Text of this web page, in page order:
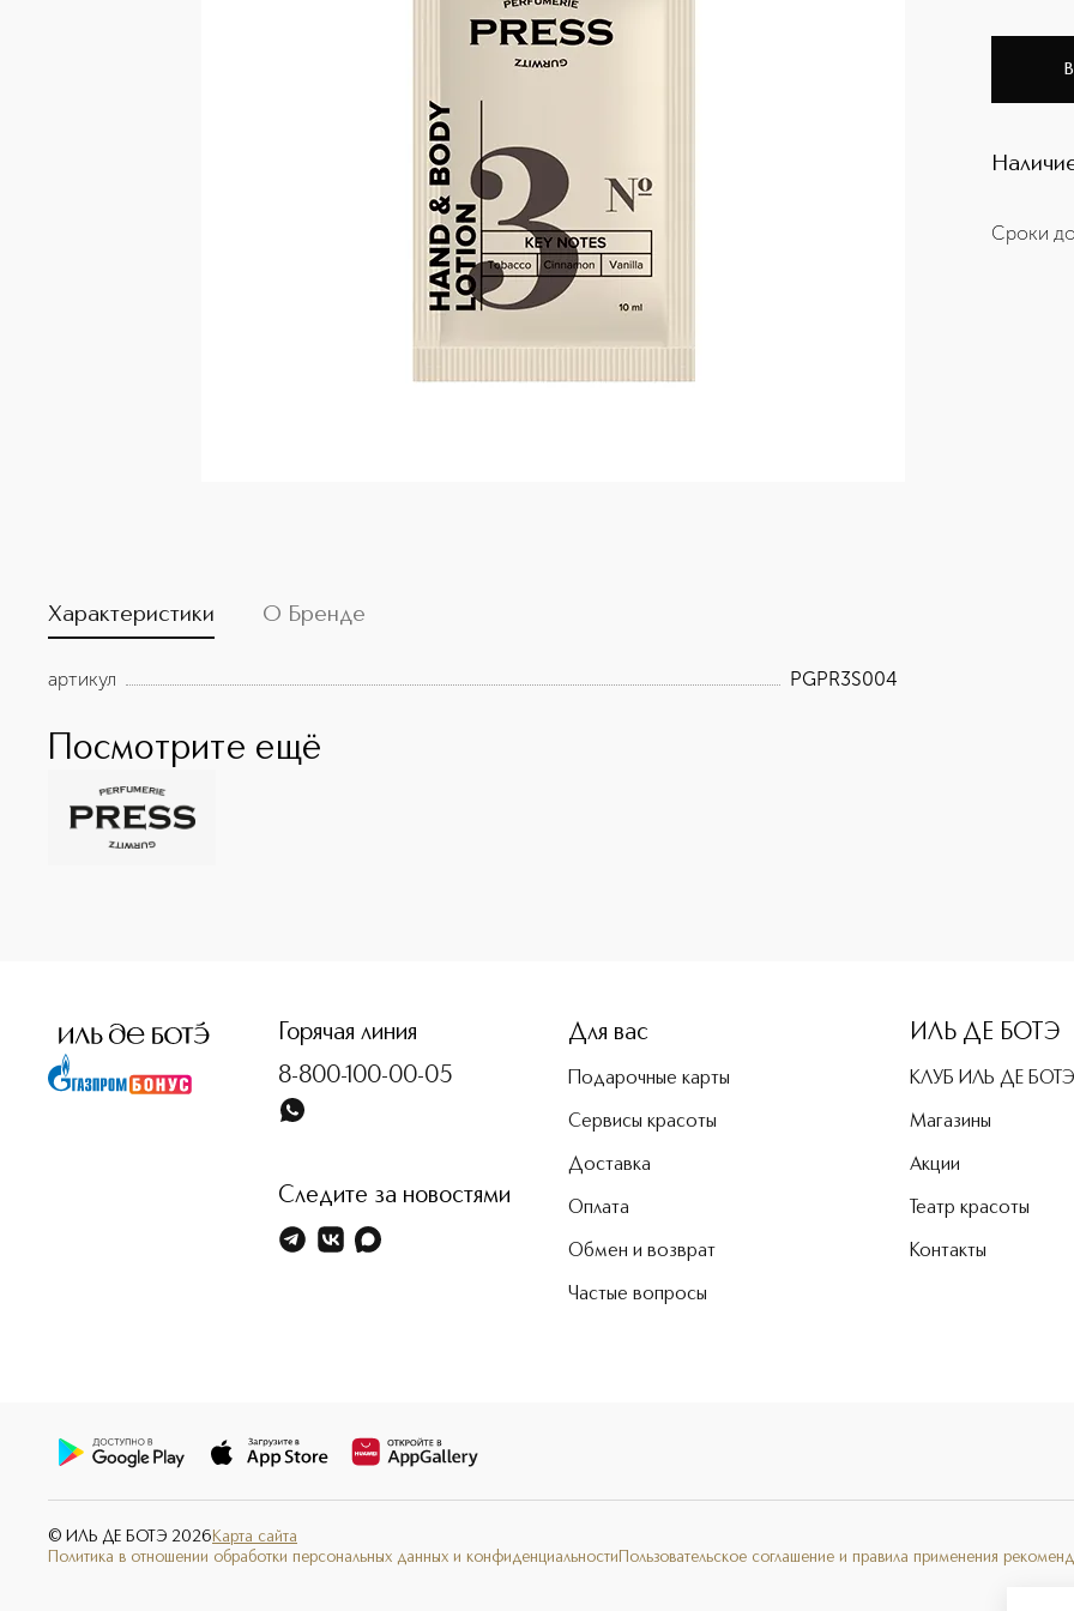
Сроки
Характеристики О Бренде
артикул PGPR3S004
Посмотрите ещё
Горячая линия
8-800-100-00-05
Следите за новостями
Для вас
Подарочные карты
Сервисы красоты
Доставка
Оплата
Обмен и возврат
Частые вопросы
ИЛЬ ДЕ БОТЭ
КЛУБ ИЛЬ ДЕ БОТЭ
Магазины
Акции
Театр красоты
Контакты
© ИЛЬ ДЕ БОТЭ 2026 Карта сайта
Политика в отношении обработки персональных данных и конфиденциальности Пользовательское соглашение и правила применения